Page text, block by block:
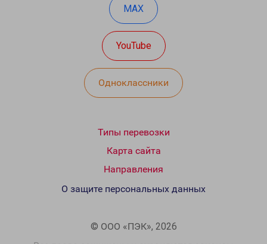
MAX
YouTube
Одноклассники
Типы перевозки
Карта сайта
Направления
© ООО «ПЭК», 2026
О защите персональных данных